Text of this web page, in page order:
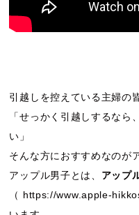
引越しを控えている主婦の
「せっかく引越しするなら
い」
そんな方におすすめなのが
アップル男子とは、 アップ
（ https://www.apple-